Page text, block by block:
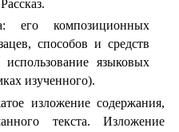
его композиционных
способов и средств
языковых
изученного).
изложение содержания,
текста. Изложение